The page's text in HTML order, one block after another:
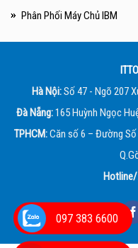
Phân Phối Máy Chủ IBM
Hà Nội:Số 47 - Ngõ 207
Đà Nẵng:165 Huỳnh Ngọc
TPHCM:Căn số 6 – Đường Số
097 383 6600